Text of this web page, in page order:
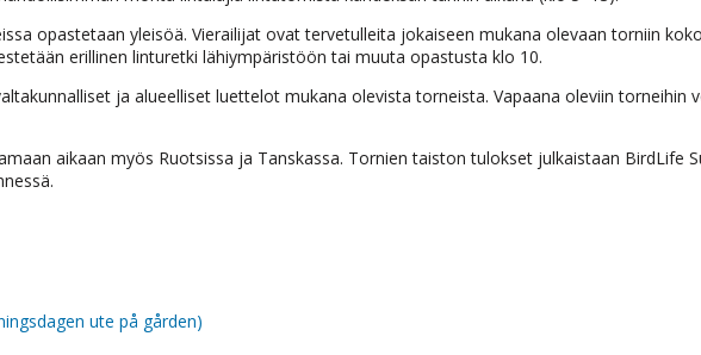
opastetaan yleisöä. Vierailijat ovat tervetulleita jokaiseen mukana olevaan torniin koko
erillinen linturetki lähiympäristöön tai muuta opastusta klo 10.
ja alueelliset luettelot mukana olevista torneista. Vapaana oleviin torneihin
aikaan myös Ruotsissa ja Tanskassa. Tornien taiston tulokset julkaistaan BirdLife
ute på gården)